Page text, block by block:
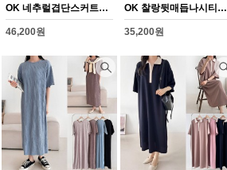
OK 네추럴겹단스커트세트(Y356H608)
46,200원
OK 찰랑뒷매듭나시티셔츠(Y357H608)
35,200원